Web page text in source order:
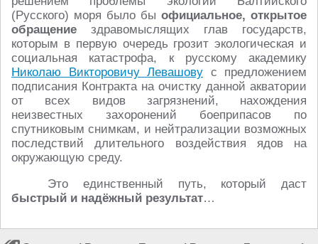
(Русского) моря было бы официальное, открытое
обращение здравомыслящих глав государств,
которым в первую очередь грозит экологическая и
социальная катастрофа, к русскому академику
Николаю Викторовичу Левашову с предложением
подписания Контракта на очистку данной акватории
от всех видов загрязнений, нахождения
неизвестных захоронений боеприпасов по
спутниковым снимкам, и нейтрализации возможных
последствий длительного воздействия ядов на
окружающую среду.
Это единственный путь, который даст
быстрый и надёжный результат…